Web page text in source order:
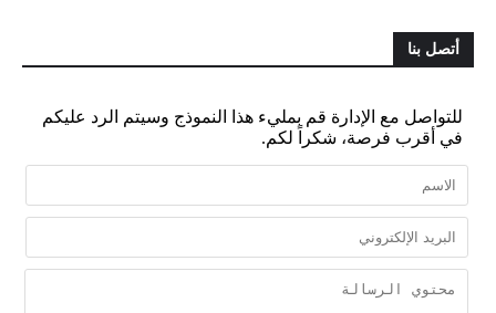
أتصل بنا
للتواصل مع الإدارة قم بمليء هذا النموذج وسيتم الرد عليكم
في أقرب فرصة، شكراً لكم.